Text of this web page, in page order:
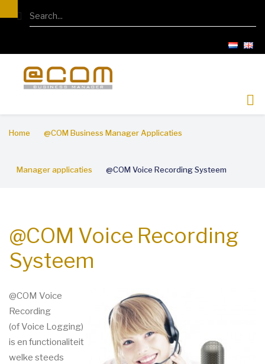
de
inhoud
Search
Home @COM Business Manager Applicaties
Manager applicaties @COM Voice Recording Systeem
@COM Voice Recording
Systeem
@COM Voice
Recording
(of Voice Logging)
is en functionaliteit
welke steeds